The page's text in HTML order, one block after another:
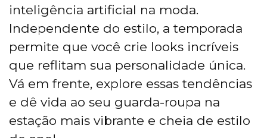
inteligência artificial na moda.
Independente do estilo, a temporada
permite que você crie looks incríveis
que reflitam sua personalidade única.
Vá em frente, explore essas tendências
e dê vida ao seu guarda-roupa na
estação mais vibrante e cheia de estilo